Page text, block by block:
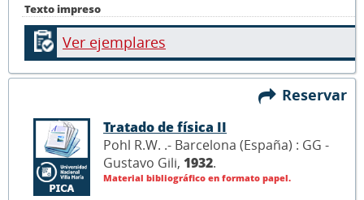
Texto impreso
Ver ejemplares
Reservar
Tratado de física II
Pohl R.W. .- Barcelona (España) : GG -
Gustavo Gili, 1932.
Material bibliográfico en formato papel.